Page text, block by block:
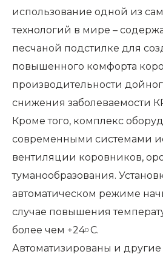
использование одной из
технологий в мире –
песчаной подстилке для
повышенного комфорта
производительности
снижения заболеваемости
Кроме того, комплекс
современными системами
вентиляции коровников,
туманообразования.
автоматическом режиме
случае повышения
более чем +240 С.
Автоматизированы и